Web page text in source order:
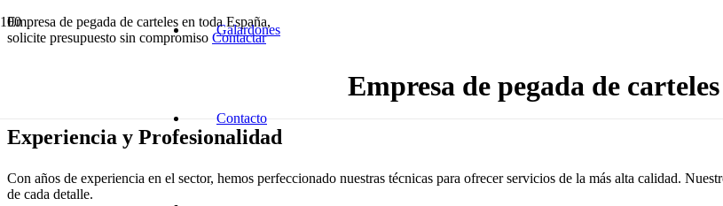
Galardones
Contacto
Empresa de pegada de carteles en toda España,
solicite presupuesto sin compromiso Contactar
Empresa de pegada de
Experiencia y Profesionalidad
Con años de experiencia en el sector, hemos perfeccionado nuestras técnicas para ofrecer servicios de la más alta calidad.
de cada detalle.